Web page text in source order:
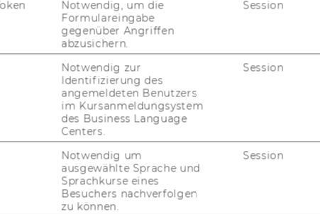
RESEARCH CAREER
WELCOME SERVICES
JOBS MIT WU-STUDIUM
KARRIEREKONTAKTE AN DER
WU
KARRIERENETZWERKE AN DER
WU
Notwendig, um die
Formulareingabe
gegenüber Angriffen
abzusichern.
Session
Notwendig zur
Identifizierung des
angemeldeten Benutzers
im Kursanmeldungsystem
des Business Language
Centers.
Session
Notwendig um
ausgewählte Sprache und
Sprachkurse eines
Besuchers nachverfolgen
zu können.
Session